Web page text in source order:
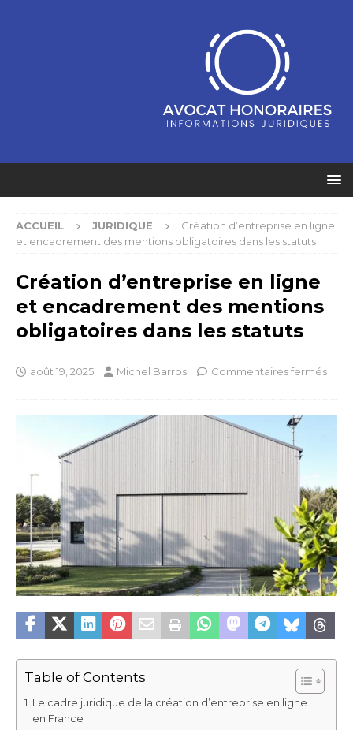
ACCUEIL JURIDIQUE
Création d’entreprise en ligne
et encadrement des mentions obligatoires dans les statuts
Création d’entreprise en ligne
et encadrement des mentions
obligatoires dans les statuts
août 19, 2025 Michel Barros Commentaires fermés
Table of Contents
Le cadre juridique de la création d’entreprise en ligne
en France